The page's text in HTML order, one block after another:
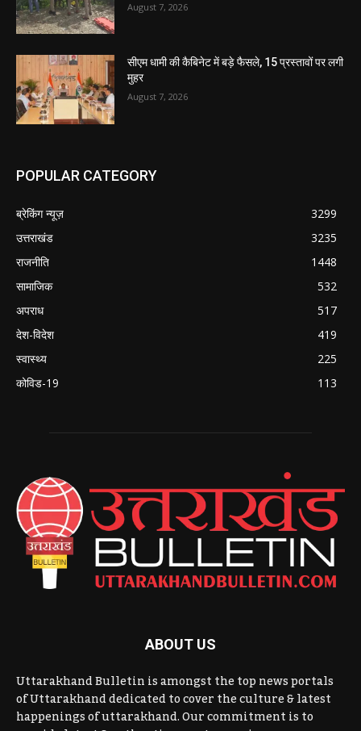
August 7, 2026
सीएम धामी की कैबिनेट में बड़े फैसले, 15 प्रस्तावों पर लगी
मुहर
August 7, 2026
POPULAR CATEGORY
ब्रेकिंग न्यूज़
3299
उत्तराखंड
3235
राजनीति
1448
सामाजिक
532
अपराध
517
देश-विदेश
419
स्वास्थ्य
225
कोविड-19
113
ABOUT US
Uttarakhand Bulletin is amongst the top news portals
of Uttarakhand dedicated to cover the culture & latest
happenings of uttarakhand. Our commitment is to